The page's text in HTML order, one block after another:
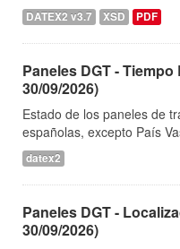
DATEX2 v3.7 XSD PDF
Paneles DGT - Tiempo
30/09/2026)
Estado de los paneles de
españolas, excepto País
datex2
Paneles DGT -
30/09/2026)